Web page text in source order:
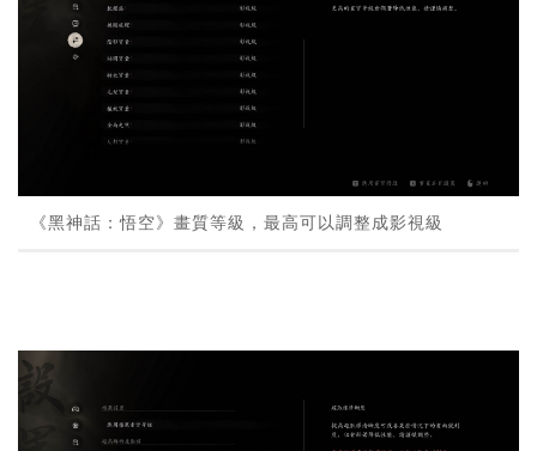
《黑神話：悟空》畫質等級，最高可以調整成影視級